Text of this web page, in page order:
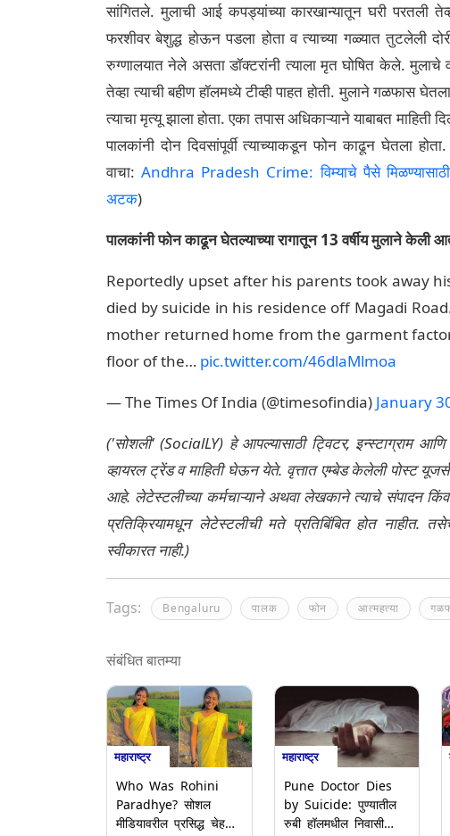
सांगितले. मुलाची आई कपड्यांच्या कारखान्यातून घरी परतली
फरशीवर बेशुद्ध होऊन पडला होता व त्याच्या गळ्यात तुटलेली
रुग्णालयात नेले असता डॉक्टरांनी त्याला मृत घोषित केले.
तेव्हा त्याची बहीण हॉलमध्ये टीव्ही पाहत होती. मुलाने गळफास
त्याचा मृत्यू झाला होता. एका तपास अधिकाऱ्याने याबाबत
पालकांनी दोन दिवसांपूर्वी त्याच्याकडून फोन काढून घेतला
वाचा:Andhra Pradesh Crime: विम्याचे पैसे
अटक)
पालकांनी फोन काढून घेतल्याच्या रागातून 13 वर्षीय मुलाने केली
Reportedly upset after his parents took away
died by suicide in his residence off Magadi
mother returned home from the garment
floor of the… pic.twitter.com/46dlaMlmoa
— The Times Of India (@timesofindia) January
('सोशली' (SocialLY) हे आपल्यासाठी ट्विटर, इन्स्टाग्राम
व्हायरल ट्रेंड व माहिती घेऊन येते. वृत्तात एम्बेड केलेली पोस्ट
आहे. लेटेस्टलीच्या कर्मचाऱ्याने अथवा लेखकाने त्याचे संपादन
प्रतिक्रियामधून लेटेस्टलीची मते प्रतिबिंबित होत नाहीत.
स्वीकारत नाही.)
Tags: Bengaluru पालक फोन आत्महत्या
संबंधित बातम्या
महाराष्ट्र
Who Was Rohini
Paradhye? सोशल
मीडियावरील प्रसिद्ध चेहरा
महाराष्ट्र
Pune Doctor Dies
by Suicide: पुण्यातील
रुबी हॉलमधील निवासी